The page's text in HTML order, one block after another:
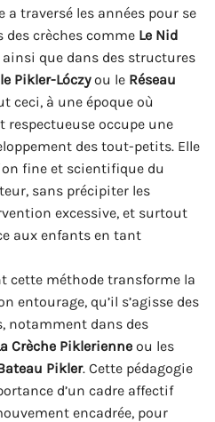
a traversé les années pour se
des crèches comme Le Nid
ainsi que dans des structures
Pikler-Lóczyou le Réseau
ceci, à une époque où
respectueuse occupe une
des tout-petits. Elle
fine et scientifique du
sans précipiter les
excessive, et surtout
aux enfants en tant
cette méthode transforme la
entourage, qu’il s’agisse des
notamment dans des
Crèche Piklerienne ou les
Pikler. Cette pédagogie
d’un cadre affectif
encadrée, pour